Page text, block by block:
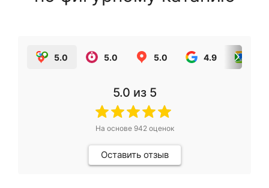
5.0 5.0 5.0 4.9
5.0 из 5
На основе 942оценок
Оставить отзыв